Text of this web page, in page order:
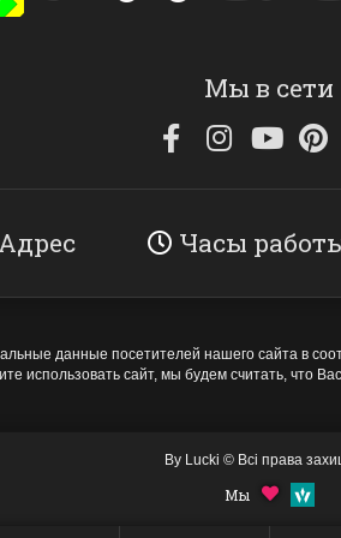
"70" НА АВТО
Мы в сети
Адрес Часы
данные посетителей нашего сайта в
использовать сайт, мы будем считать, что
By Lucki © Всі права
Мы